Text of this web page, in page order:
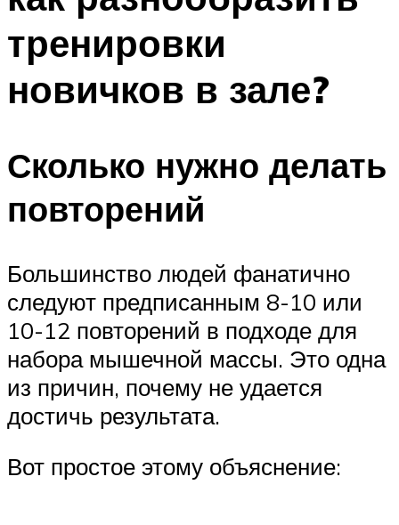
тренировки
новичков в зале?
Сколько нужно делать
повторений
Большинство людей фанатично
следуют предписанным 8-10 или
10-12 повторений в подходе для
набора мышечной массы. Это одна
из причин, почему не удается
достичь результата.
Вот простое этому объяснение: